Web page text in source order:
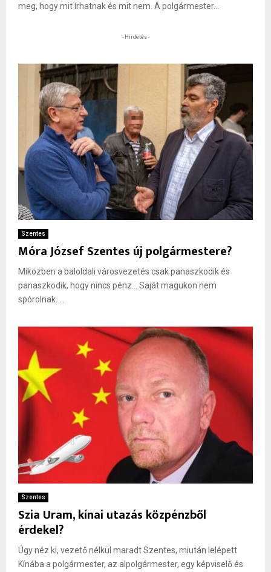
meg, hogy mit írhatnak és mit nem. A polgármester...
- Hirdetés -
Szentes
Móra József Szentes új polgármestere?
Miközben a baloldali városvezetés csak panaszkodik és
panaszkodik, hogy nincs pénz… Saját magukon nem
spórolnak. ...
Szentes
Szia Uram, kínai utazás közpénzből
érdekel?
Úgy néz ki, vezető nélkül maradt Szentes, miután lelépett
Kínába a polgármester, az alpolgármester, egy képviselő és